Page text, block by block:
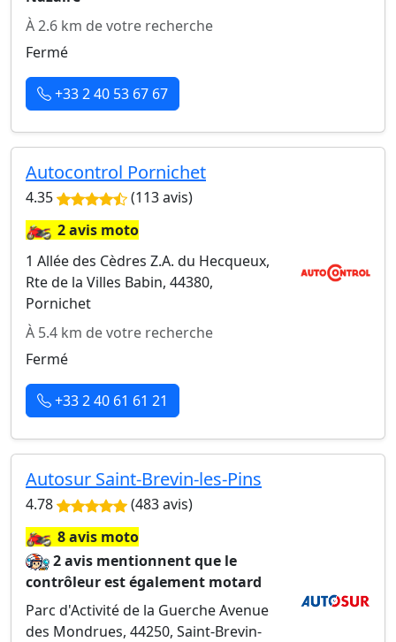
À 2.6 km de votre recherche
Fermé
+33 2 40 53 67 67
Autocontrol Pornichet
4.35 (113 avis)
🏍️2 avis moto
1 Allée des Cèdres Z.A. du Hecqueux,
Rte de la Villes Babin, 44380,
Pornichet
À 5.4 km de votre recherche
Fermé
+33 2 40 61 61 21
Autosur Saint-Brevin-les-Pins
4.78 (483 avis)
🏍️8 avis moto
2 avis mentionnent que le
contrôleur est également motard
Parc d'Activité de la Guerche Avenue
des Mondrues, 44250, Saint-Brevin-